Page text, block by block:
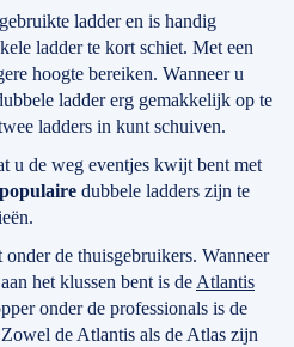
ladder en is handig
ladder te kort schiet. Met een
hoogte bereiken. Wanneer u
ladder erg gemakkelijk op te
ladders in kunt schuiven.
u de weg eventjes kwijt bent met
populaire dubbele ladders zijn te
onder de thuisgebruikers. Wanneer
het klussen bent is de Atlantis
onder de professionals is de
de Atlantis als de Atlas zijn